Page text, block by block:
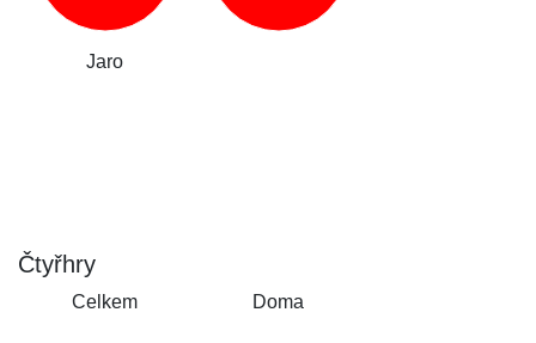
Jaro
Čtyřhry
Celkem Doma